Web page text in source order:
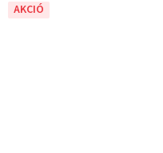
5-
AKCIÓ